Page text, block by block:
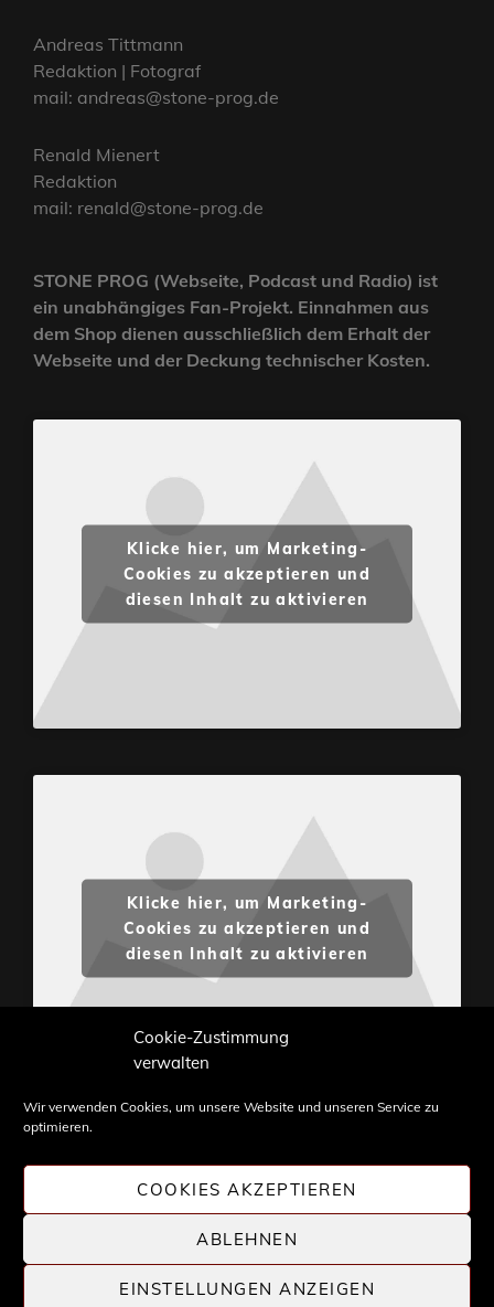
Cookie-Zustimmung
verwalten
Wir verwenden Cookies, um unsere Website und unseren Service zu
optimieren.
COOKIES AKZEPTIEREN
ABLEHNEN
EINSTELLUNGEN ANZEIGEN
Andreas Tittmann
Redaktion | Fotograf
mail: andreas@stone-prog.de
Renald Mienert
Redaktion
mail: renald@stone-prog.de
STONE PROG (Webseite, Podcast und Radio) ist
ein unabhängiges Fan-Projekt. Einnahmen aus
dem Shop dienen ausschließlich dem Erhalt der
Webseite und der Deckung technischer Kosten.
Klicke hier, um Marketing-
Cookies zu akzeptieren und
diesen Inhalt zu aktivieren
Klicke hier, um Marketing-
Cookies zu akzeptieren und
diesen Inhalt zu aktivieren
Weiterverwendung nur mit Zustimmung von
STONE PROG.
COPYRIGHT © 2026 | STONE PROG| DIE WELT DES